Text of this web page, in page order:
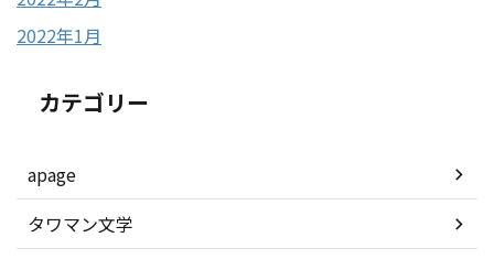
2022年1月
カテゴリー
apage
タワマン文学